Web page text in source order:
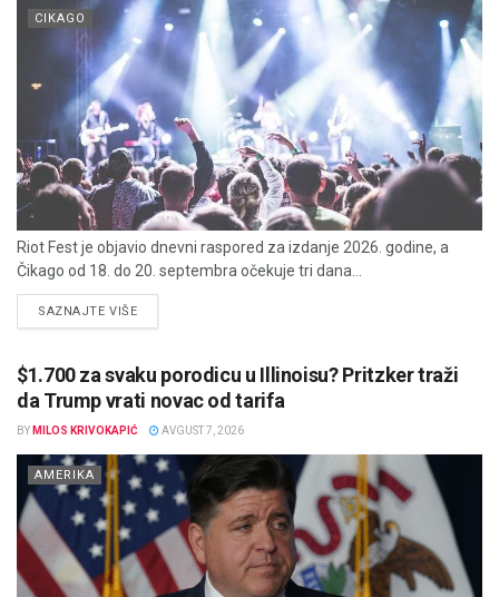
CIKAGO
Riot Fest je objavio dnevni raspored za izdanje 2026. godine, a
Čikago od 18. do 20. septembra očekuje tri dana...
SAZNAJTE VIŠEDETAILS
$1.700 za svaku porodicu u Illinoisu? Pritzker traži
da Trump vrati novac od tarifa
BY MILOS KRIVOKAPIĆ AVGUST 7, 2026
AMERIKA